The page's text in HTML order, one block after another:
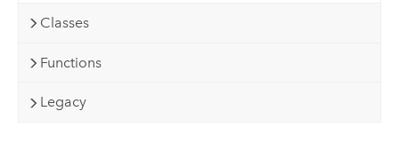
Classes
Functions
Legacy